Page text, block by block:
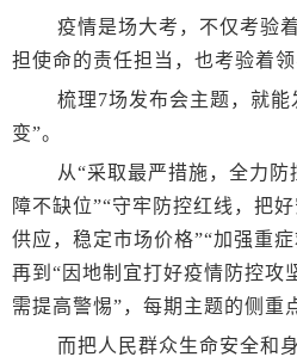
疫情是场大考，不仅考验
担使命的责任担当，也考验着领
梳理7场发布会主题，就能
变”。
从“采取最严措施，全力
障不缺位”“守牢防控红线，把
供应，稳定市场价格”“加强重
再到“因地制宜打好疫情防控攻
需提高警惕”，每期主题的侧重
而把人民群众生命安全和